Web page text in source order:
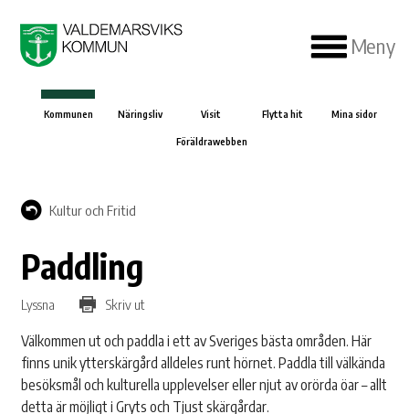
Meny
Kommunen Näringsliv Visit Flytta hit Mina sidor
Föräldrawebben
Kultur och Fritid
Paddling
Lyssna Skriv ut
Välkommen ut och paddla i ett av Sveriges bästa områden. Här
finns unik ytterskärgård alldeles runt hörnet. Paddla till välkända
besöksmål och kulturella upplevelser eller njut av orörda öar – allt
detta är möjligt i Gryts och Tjust skärgårdar.